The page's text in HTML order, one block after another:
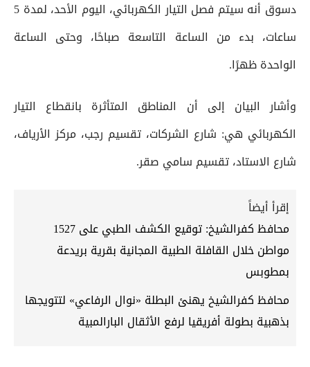
دسوق أنه سيتم فصل التيار الكهربائي، اليوم الأحد، لمدة 5
ساعات، بدء من الساعة التاسعة صباحًا، وحتى الساعة
الواحدة ظهرًا.
وأشار البيان إلى أن المناطق المتأثرة بانقطاع التيار
الكهربائي هي: شارع الشركات، تقسيم رجب، مركز الأرياف،
شارع الاستاد، تقسيم سامي صقر.
إقرأ أيضاً
محافظ كفرالشيخ: توقيع الكشف الطبي على 1527
مواطن خلال القافلة الطبية المجانية بقرية بريدعة
بمطوبس
محافظ كفرالشيخ يهنئ البطلة «نوال الرفاعي» لتتويجها
بذهبية بطولة أفريقيا لرفع الأثقال البارالمبية